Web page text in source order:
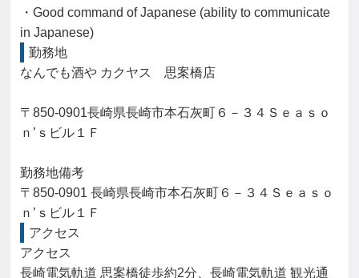
・Good command of Japanese (ability to communicate
in Japanese)
勤務地
なんでも酒や カクヤス　思案橋店
〒850-0901長崎県長崎市本石灰町６－３４Ｓｅａｓｏ
ｎ’ｓビル１Ｆ
勤務地備考
〒850-0901 長崎県長崎市本石灰町６－３４Ｓｅａｓｏ
ｎ’ｓビル１Ｆ
アクセス
アクセス
長崎電気軌道 思案橋徒歩約2分、長崎電気軌道 観光通